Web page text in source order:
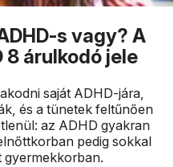
s vagy? A
árulkodó jele
saját ADHD-jára,
és a tünetek feltűnően
az ADHD gyakran
pedig sokkal
gyermekkorban.